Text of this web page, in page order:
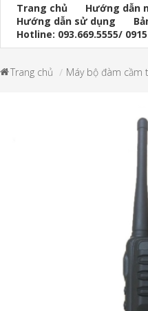
Trang chủ
Hướng dẫn
Hướng dẫn sử dụng
Hotline: 093.669.5555/
Trang chủ Máy bộ đàm cầm